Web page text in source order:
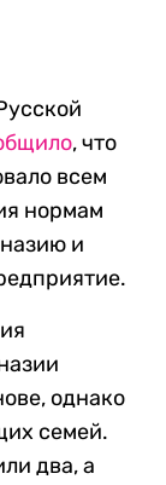
, что
всем
нормам
и
однако
семей.
два, а